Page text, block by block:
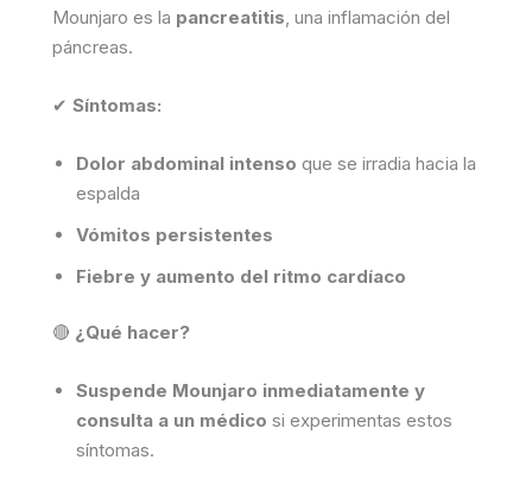
Mounjaro es la pancreatitis , una inflamación del
páncreas.
✔ Síntomas:
Dolor abdominal intenso que se irradia hacia la
espalda
Vómitos persistentes
Fiebre y aumento del ritmo cardíaco
🔴 ¿Qué hacer?
Suspende Mounjaro inmediatamente y
consulta a un médico si experimentas estos
síntomas.